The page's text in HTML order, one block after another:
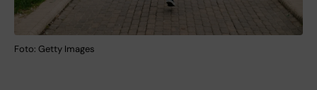
Foto: Getty Images